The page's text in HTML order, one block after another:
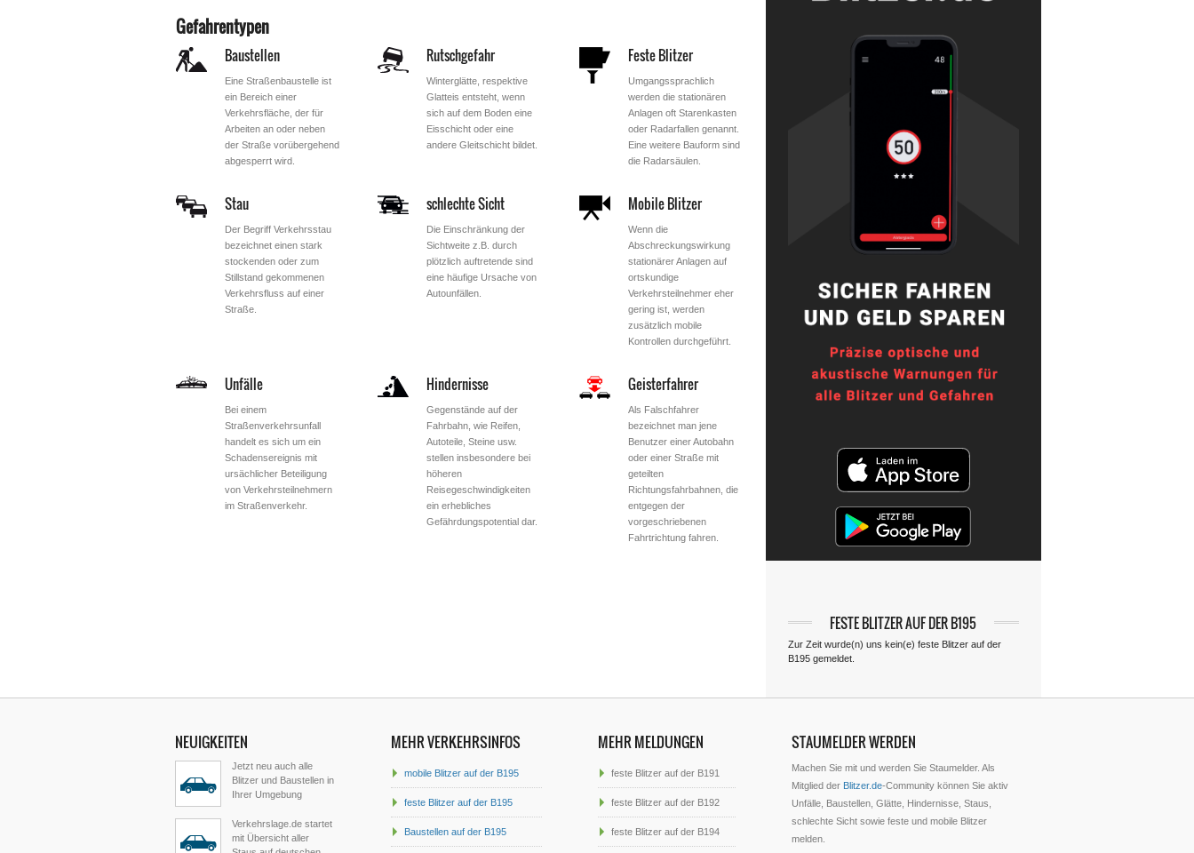
Gefahrentypen
Baustellen
Eine Straßenbaustelle ist
ein Bereich einer
Verkehrsfläche, der für
Arbeiten an oder neben
der Straße vorübergehend
abgesperrt wird.
Rutschgefahr
Winterglätte, respektive
Glatteis entsteht, wenn
sich auf dem Boden eine
Eisschicht oder eine
andere Gleitschicht bildet.
Feste Blitzer
Umgangssprachlich
werden die stationären
Anlagen oft Starenkasten
oder Radarfallen genannt.
Eine weitere Bauform sind
die Radarsäulen.
Stau
Der Begriff Verkehrsstau
bezeichnet einen stark
stockenden oder zum
Stillstand gekommenen
Verkehrsfluss auf einer
Straße.
schlechte Sicht
Die Einschränkung der
Sichtweite z.B. durch
plötzlich auftretende sind
eine häufige Ursache von
Autounfällen.
Mobile Blitzer
Wenn die
Abschreckungswirkung
stationärer Anlagen auf
ortskundige
Verkehrsteilnehmer eher
gering ist, werden
zusätzlich mobile
Kontrollen durchgeführt.
Unfälle
Bei einem
Straßenverkehrsunfall
handelt es sich um ein
Schadensereignis mit
ursächlicher Beteiligung
von Verkehrsteilnehmern
im Straßenverkehr.
Hindernisse
Gegenstände auf der
Fahrbahn, wie Reifen,
Autoteile, Steine usw.
stellen insbesondere bei
höheren
Reisegeschwindigkeiten
ein erhebliches
Gefährdungspotential dar.
Geisterfahrer
Als Falschfahrer
bezeichnet man jene
Benutzer einer Autobahn
oder einer Straße mit
geteilten
Richtungsfahrbahnen, die
entgegen der
vorgeschriebenen
Fahrtrichtung fahren.
FESTE BLITZER AUF DER B195
Zur Zeit wurde(n) uns kein(e) feste Blitzer auf der
B195 gemeldet.
NEUIGKEITEN
Jetzt neu auch alle
Blitzer und Baustellen in
Ihrer Umgebung
Verkehrslage.de startet
mit Übersicht aller
MEHR VERKEHRSINFOS
mobile Blitzer auf der B195
feste Blitzer auf der B195
Baustellen auf der B195
MEHR MELDUNGEN
feste Blitzer auf der B191
feste Blitzer auf der B192
feste Blitzer auf der B194
STAUMELDER WERDEN
Machen Sie mit und werden Sie Staumelder. Als
Mitglied der Blitzer.de-Community können Sie aktiv
Unfälle, Baustellen, Glätte, Hindernisse, Staus,
schlechte Sicht sowie feste und mobile Blitzer
melden.